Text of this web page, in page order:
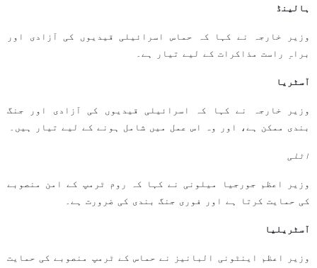
ہالینڈ
وزیر خارجہ نے کہا کہ حماس اسرائیلی قیدیوں کی آزادی اور
براہِ راست مذاکرات کے لیے تیار ہے۔
آسٹریا
وزیر خارجہ نے کہا کہ اسرائیلی قیدیوں کی آزادی اور جنگ
بندی ممکن ہے، اور وہ اس عمل میں شامل ہونے کے لیے تیار ہیں۔
اٹلی
وزیر اعظم جورجیا میلونی نے کہا کہ روم ٹرمپ کے امن منصوبے
کی حمایت کرتا ہے اور فوری جنگ بندی کی ضرورت ہے۔
آسٹریلیا
وزیر اعظم اینٹونی البانیز نے حماس کے ٹرمپ منصوبے کی حمایت